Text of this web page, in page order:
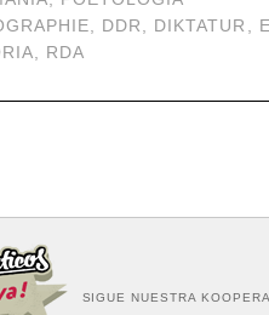
, DDR , DIKTATUR ,
, RDA
SIGUE NUESTRA